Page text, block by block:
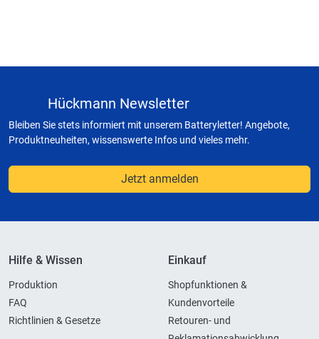
Hückmann Newsletter
Bleiben Sie stets informiert mit unserem Batteryletter! Angebote,
Produktneuheiten, wissenswerte Infos und vieles mehr.
Jetzt anmelden
Hilfe & Wissen
Produktion
FAQ
Richtlinien & Gesetze
Einkauf
Shopfunktionen &
Kundenvorteile
Retouren- und